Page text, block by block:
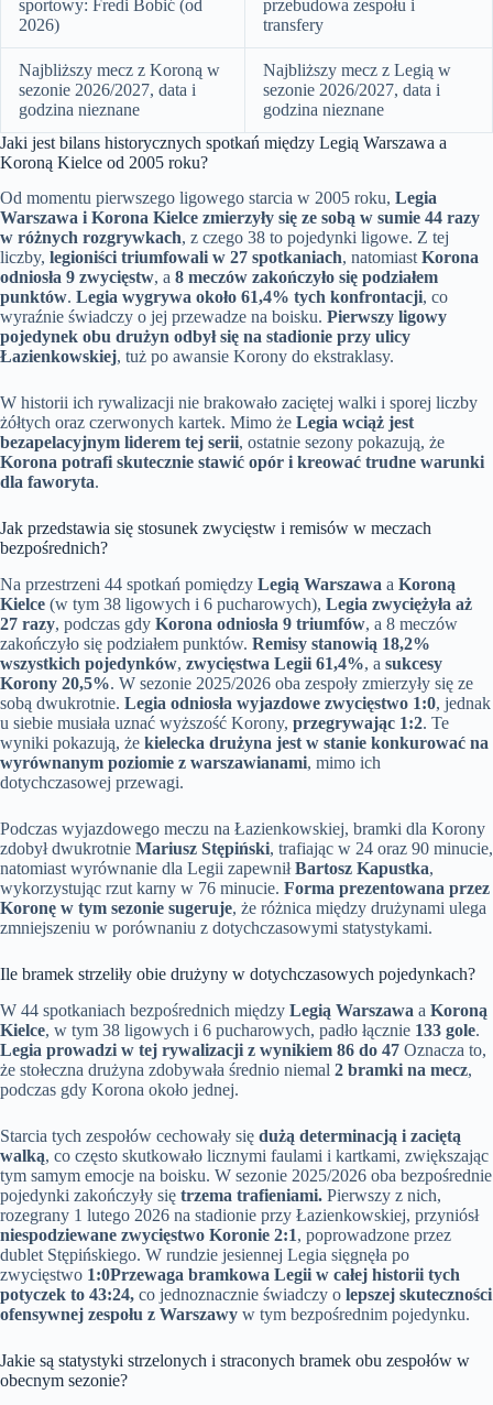
sportowy: Fredi Bobić (od
2026)
przebudowa zespołu i
transfery
Najbliższy mecz z Koroną w
sezonie 2026/2027, data i
godzina nieznane
Najbliższy mecz z Legią w
sezonie 2026/2027, data i
godzina nieznane
Jaki jest bilans historycznych spotkań między Legią Warszawa a
Koroną Kielce od 2005 roku?
Od momentu pierwszego ligowego starcia w 2005 roku, Legia
Warszawa i Korona Kielce zmierzyły się ze sobą w sumie 44 razy
w różnych rozgrywkach, z czego 38 to pojedynki ligowe. Z tej
liczby, legioniści triumfowali w 27 spotkaniach, natomiastKorona
odniosła 9 zwycięstw, a 8 meczów zakończyło się podziałem
punktów. Legia wygrywa około 61,4% tych konfrontacji, co
wyraźnie świadczy o jej przewadze na boisku. Pierwszy ligowy
pojedynek obu drużyn odbył się na stadionie przy ulicy
Łazienkowskiej, tuż po awansie Korony do ekstraklasy.
W historii ich rywalizacji nie brakowało zaciętej walki i sporej liczby
żółtych oraz czerwonych kartek. Mimo że Legia wciąż jest
bezapelacyjnym liderem tej serii, ostatnie sezony pokazują, że
Korona potrafi skutecznie stawić opór i kreować trudne warunki
dla faworyta.
Jak przedstawia się stosunek zwycięstw i remisów w meczach
bezpośrednich?
Na przestrzeni 44 spotkań pomiędzy Legią Warszawa a Koroną
Kielce (w tym 38 ligowych i 6 pucharowych), Legia zwyciężyła aż
27 razy, podczas gdy Korona odniosła 9 triumfów, a 8 meczów
zakończyło się podziałem punktów. Remisy stanowią 18,2%
wszystkich pojedynków, zwycięstwa Legii 61,4%, a sukcesy
Korony 20,5%. W sezonie 2025/2026 oba zespoły zmierzyły się ze
sobą dwukrotnie. Legia odniosła wyjazdowe zwycięstwo 1:0, jednak
u siebie musiała uznać wyższość Korony, przegrywając 1:2. Te
wyniki pokazują, że kielecka drużyna jest w stanie konkurować na
wyrównanym poziomie z warszawianami, mimo ich
dotychczasowej przewagi.
Podczas wyjazdowego meczu na Łazienkowskiej, bramki dla Korony
zdobył dwukrotnie Mariusz Stępiński, trafiając w 24 oraz 90 minucie,
natomiast wyrównanie dla Legii zapewniłBartosz Kapustka,
wykorzystując rzut karny w 76 minucie. Forma prezentowana przez
Koronę w tym sezonie sugeruje, że różnica między drużynami ulega
zmniejszeniu w porównaniu z dotychczasowymi statystykami.
Ile bramek strzeliły obie drużyny w dotychczasowych pojedynkach?
W 44 spotkaniach bezpośrednich między Legią Warszawa a Koroną
Kielce, w tym 38 ligowych i 6 pucharowych, padło łącznie 133 gole.
Legia prowadzi w tej rywalizacji z wynikiem 86 do 47 Oznacza to,
że stołeczna drużyna zdobywała średnio niemal 2 bramki na mecz,
podczas gdy Korona około jednej.
Starcia tych zespołów cechowały się dużą determinacją i zaciętą
walką, co często skutkowało licznymi faulami i kartkami, zwiększając
tym samym emocje na boisku. W sezonie 2025/2026 oba bezpośrednie
pojedynki zakończyły się trzema trafieniami. Pierwszy z nich,
rozegrany 1 lutego 2026 na stadionie przy Łazienkowskiej, przyniósł
niespodziewane zwycięstwo Koronie 2:1, poprowadzone przez
dublet Stępińskiego. W rundzie jesiennej Legia sięgnęła po
zwycięstwo 1:0Przewaga bramkowa Legii w całej historii tych
potyczek to 43:24, co jednoznacznie świadczy o lepszej skuteczności
ofensywnej zespołu z Warszawy w tym bezpośrednim pojedynku.
Jakie są statystyki strzelonych i straconych bramek obu zespołów w
obecnym sezonie?